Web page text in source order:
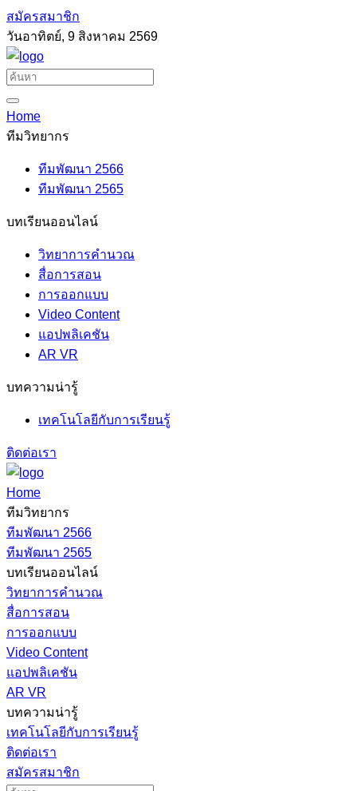
สมัครสมาชิก
วันอาทิตย์, 9 สิงหาคม 2569
Home
ทีมวิทยากร
ทีมพัฒนา 2566
ทีมพัฒนา 2565
บทเรียนออนไลน์
วิทยาการคำนวณ
สื่อการสอน
การออกแบบ
Video Content
แอปพลิเคชัน
AR VR
บทความน่ารู้
เทคโนโลยีกับการเรียนรู้
ติดต่อเรา
Home
ทีมวิทยากร
ทีมพัฒนา 2566
ทีมพัฒนา 2565
บทเรียนออนไลน์
วิทยาการคำนวณ
สื่อการสอน
การออกแบบ
Video Content
แอปพลิเคชัน
AR VR
บทความน่ารู้
เทคโนโลยีกับการเรียนรู้
ติดต่อเรา
สมัครสมาชิก